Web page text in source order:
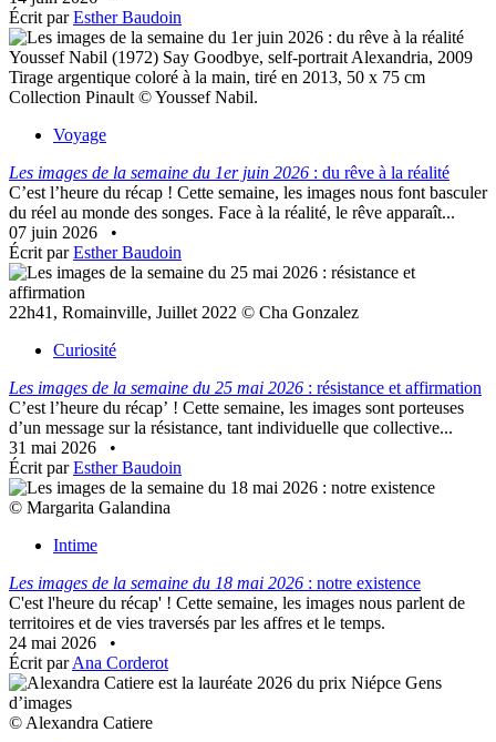
Écrit parEsther Baudoin
Youssef Nabil (1972) Say Goodbye, self-portrait Alexandria, 2009
Tirage argentique coloré à la main, tiré en 2013, 50 x 75 cm
Collection Pinault © Youssef Nabil.
Voyage
Les images de la semaine du 1er juin 2026 : du rêve à la réalité
C’est l’heure du récap ! Cette semaine, les images nous font basculer
du réel au monde des songes. Face à la réalité, le rêve apparaît...
07 juin 2026
•
Écrit parEsther Baudoin
22h41, Romainville, Juillet 2022 © Cha Gonzalez
Curiosité
Les images de la semaine du 25 mai 2026 : résistance et affirmation
C’est l’heure du récap’ ! Cette semaine, les images sont porteuses
d’un message sur la résistance, tant individuelle que collective...
31 mai 2026
•
Écrit parEsther Baudoin
© Margarita Galandina
Intime
Les images de la semaine du 18 mai 2026 : notre existence
C'est l'heure du récap' ! Cette semaine, les images nous parlent de
territoires et de vies traversés par les affres et le temps.
24 mai 2026
•
Écrit parAna Corderot
© Alexandra Catiere